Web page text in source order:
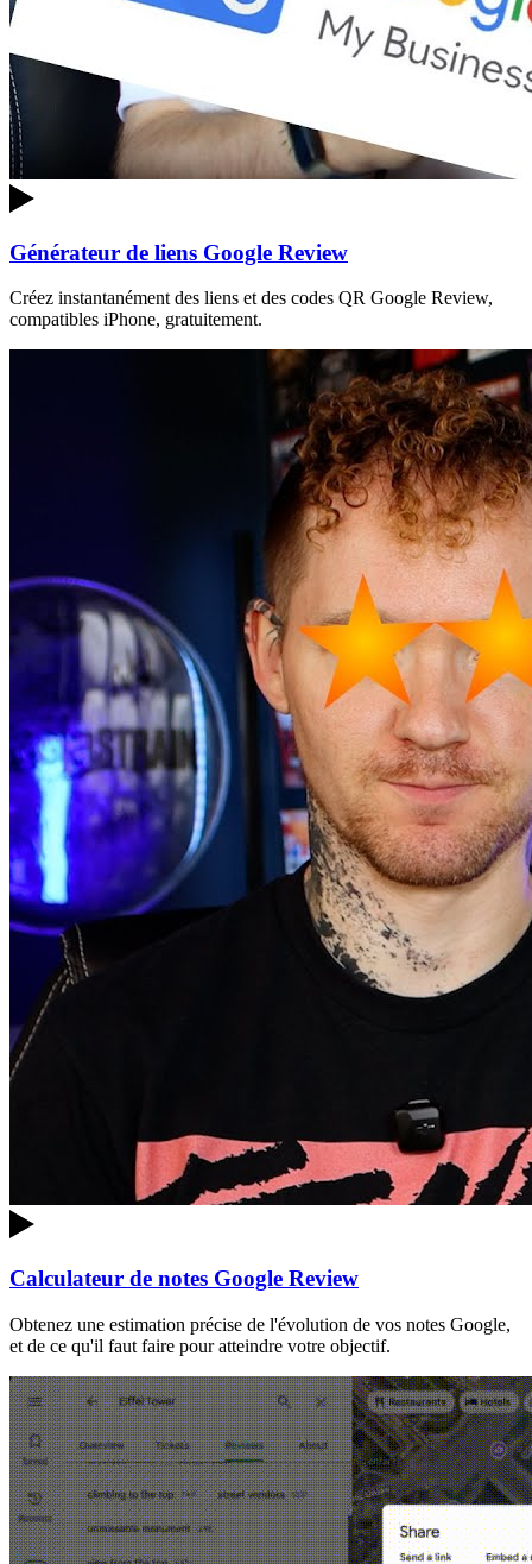
Générateur de liens Google Review
Créez instantanément des liens et des codes QR Google Review,
compatibles iPhone, gratuitement.
Calculateur de notes Google Review
Obtenez une estimation précise de l'évolution de vos notes Google,
et de ce qu'il faut faire pour atteindre votre objectif.